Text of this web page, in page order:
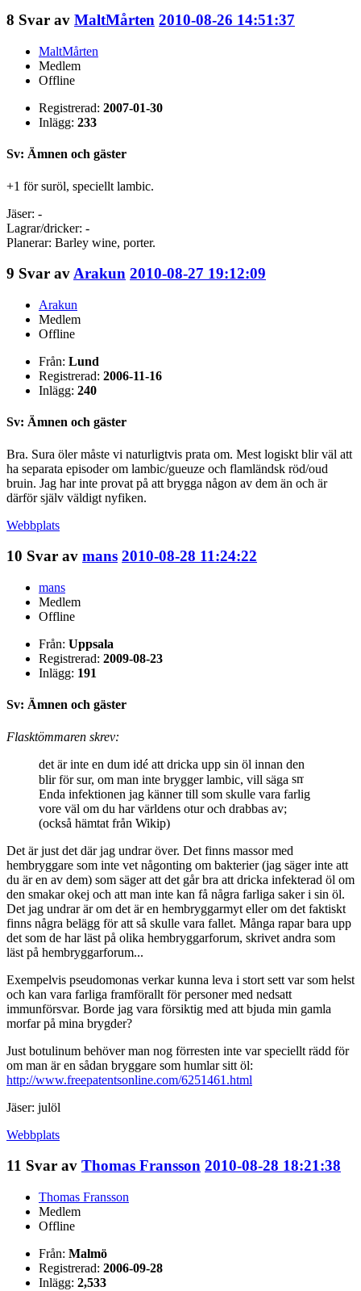
8 Svar av MaltMårten 2010-08-26 14:51:37
MaltMårten
Medlem
Offline
Registrerad: 2007-01-30
Inlägg: 233
Sv: Ämnen och gäster
+1 för suröl, speciellt lambic.
Jäser: -
Lagrar/dricker: -
Planerar: Barley wine, porter.
9 Svar avArakun 2010-08-27 19:12:09
Arakun
Medlem
Offline
Från: Lund
Registrerad: 2006-11-16
Inlägg: 240
Sv: Ämnen och gäster
Bra. Sura öler måste vi naturligtvis prata om. Mest logiskt blir väl att
ha separata episoder om lambic/gueuze och flamländsk röd/oud
bruin. Jag har inte provat på att brygga någon av dem än och är
därför själv väldigt nyfiken.
Webbplats
10 Svar av mans 2010-08-28 11:24:22
mans
Medlem
Offline
Från: Uppsala
Registrerad: 2009-08-23
Inlägg: 191
Sv: Ämnen och gäster
Flasktömmaren skrev:
det är inte en dum idé att dricka upp sin öl innan den
blir för sur, om man inte brygger lambic, vill säga
Enda infektionen jag känner till som skulle vara farlig
vore väl om du har världens otur och drabbas av;
(också hämtat från Wikip)
Det är just det där jag undrar över. Det finns massor med
hembryggare som inte vet någonting om bakterier (jag säger inte att
du är en av dem) som säger att det går bra att dricka infekterad öl om
den smakar okej och att man inte kan få några farliga saker i sin öl.
Det jag undrar är om det är en hembryggarmyt eller om det faktiskt
finns några belägg för att så skulle vara fallet. Många rapar bara upp
det som de har läst på olika hembryggarforum, skrivet andra som
läst på hembryggarforum...
Exempelvis pseudomonas verkar kunna leva i stort sett var som helst
och kan vara farliga framförallt för personer med nedsatt
immunförsvar. Borde jag vara försiktig med att bjuda min gamla
morfar på mina brygder?
Just botulinum behöver man nog förresten inte var speciellt rädd för
om man är en sådan bryggare som humlar sitt öl:
http://www.freepatentsonline.com/6251461.html
Jäser: julöl
Webbplats
11 Svar av Thomas Fransson 2010-08-28 18:21:38
Thomas Fransson
Medlem
Offline
Från: Malmö
Registrerad: 2006-09-28
Inlägg: 2,533